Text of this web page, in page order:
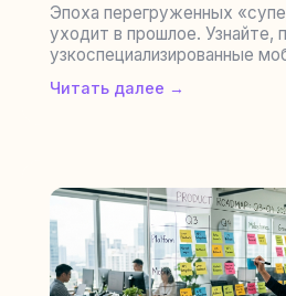
Эпоха перегруженных
уходит в прошлое. Узнайте,
узкоспециализированные
Читать далее →